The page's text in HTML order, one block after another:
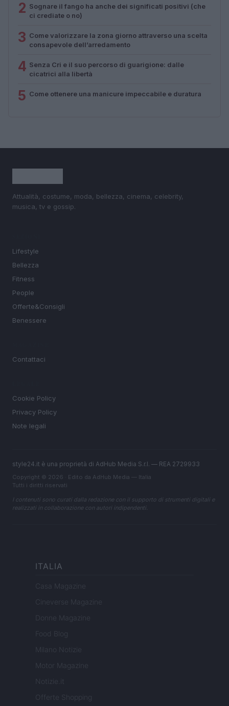
2 Sognare il fango ha anche dei significati positivi (che
ci crediate o no)
3 Come valorizzare la zona giorno attraverso una scelta
consapevole dell’arredamento
4 Senza Cri e il suo percorso di guarigione: dalle
cicatrici alla libertà
5 Come ottenere una manicure impeccabile e duratura
Attualità, costume, moda, bellezza, cinema, celebrity,
musica, tv e gossip.
Lifestyle
Bellezza
Fitness
People
Offerte&Consigli
Benessere
Contattaci
Cookie Policy
Privacy Policy
Note legali
style24.it è una proprietà di AdHub Media S.r.l. — REA 2729933
Copyright © 2026 · Edito da AdHub Media — Italia
Tutti i diritti riservati
I contenuti sono curati dalla redazione con il supporto di strumenti digitali e
realizzati in collaborazione con autori indipendenti.
ITALIA
Casa Magazine
Cineverse Magazine
Donne Magazine
Food Blog
Milano Notizie
Motor Magazine
Notizie.it
Offerte Shopping